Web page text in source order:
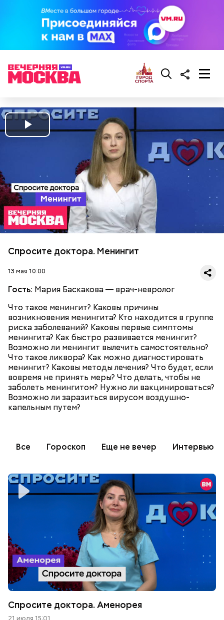
Play
Спросите доктора. Менингит
13 мая 10:00
Гость: Мария Баскакова — врач-невролог
Что такое менингит? Каковы причины
возникновения менингита? Кто находится в группе
риска заболеваний? Каковы первые симптомы
менингита? Как быстро развивается менингит?
Возможно ли менингит вылечить самостоятельно?
Что такое ликвора? Как можно диагностировать
менингит? Каковы методы лечения? Что будет, если
вовремя не принять меры? Что делать, чтобы не
заболеть менингитом? Нужно ли вакцинироваться?
Возможно ли заразиться вирусом воздушно-
капельным путем?
Все Гороскоп Еще не вечер Интервью
Спросите доктора. Аменорея